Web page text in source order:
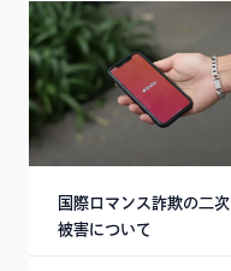
国際ロマンス詐欺の二次
被害について